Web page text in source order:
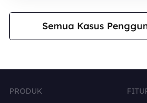
Semua Kasus
PRODUK